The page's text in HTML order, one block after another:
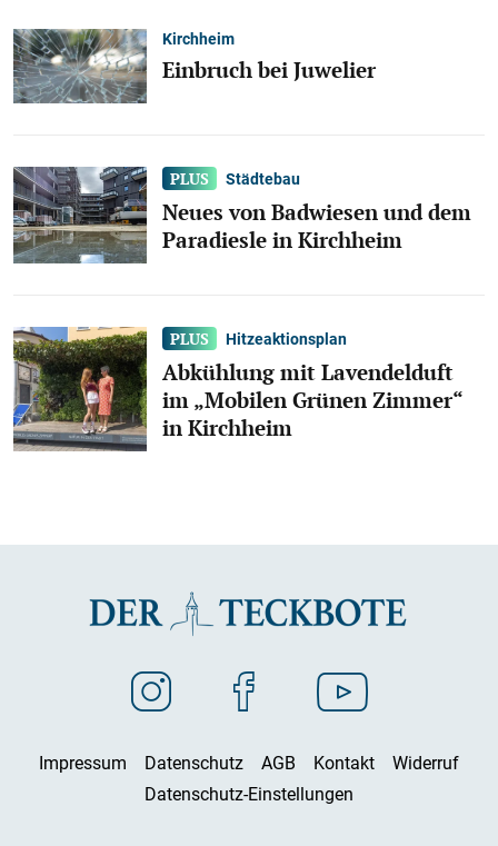
Kirchheim
Einbruch bei Juwelier
Städtebau
Neues von Badwiesen und dem
Paradiesle in Kirchheim
Hitzeaktionsplan
Abkühlung mit Lavendelduft
im „Mobilen Grünen Zimmer“
in Kirchheim
Impressum Datenschutz AGB Kontakt
Widerruf
Datenschutz-Einstellungen